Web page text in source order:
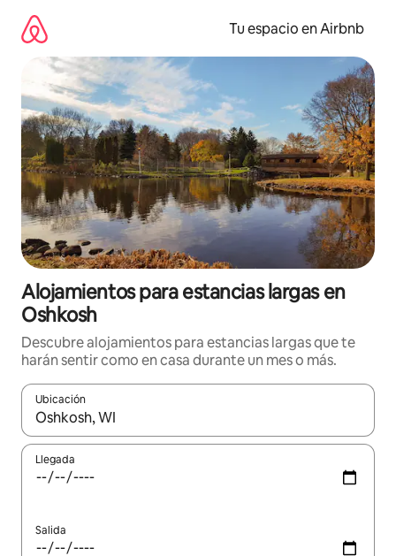
contenido
Tu espacio en Airbnb
Alojamientos para estancias largas en
Oshkosh
Descubre alojamientos para estancias largas que te
harán sentir como en casa durante un mes o más.
Ubicación
Cuando los resultados estén disponibles, podrás navegar
Llegada
Salida